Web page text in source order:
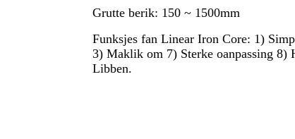
Grutte berik: 150 ~ 1500mm
Funksjes fan Linear Iron Core: 1)
3) Maklik om 7) Sterke oanpassing 8)
Libben.